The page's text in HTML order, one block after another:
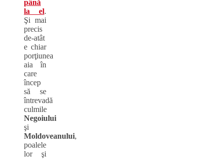
până
la el.
Şi mai
precis
de-atât
e chiar
porţiunea
aia în
care
încep
să se
întrevadă
culmile
Negoiului
şi
Moldoveanului,
poalele
lor şi